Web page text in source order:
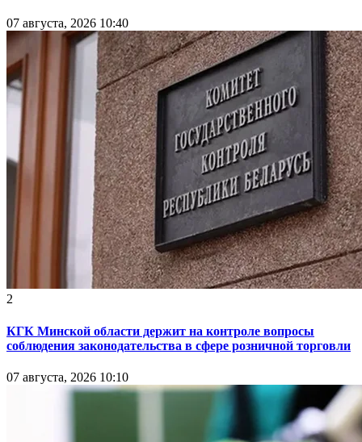
07 августа, 2026 10:40
2
КГК Минской области держит на контроле вопросы
соблюдения законодательства в сфере розничной торговли
07 августа, 2026 10:10